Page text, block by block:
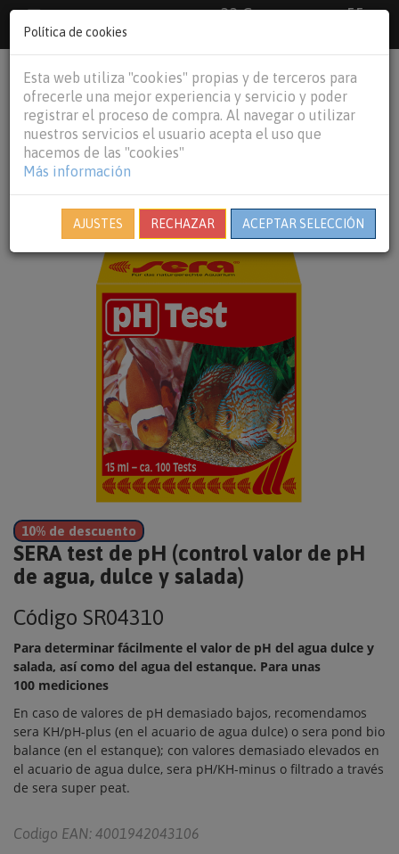
33 €
55
€Baleares y
person shopping_cart
10% de descuento
SERA test de pH (control valor de pH
de agua, dulce y salada)
Código SR04310
Para determinar fácilmente el valor de pH del agua dulce y
salada, así como del agua del estanque. Para unas
100 mediciones
En caso de valores de pH demasiado bajos, recomendamos
sera KH/pH-plus (en el acuario de agua dulce) o sera pond bio
balance (en el estanque); con valores demasiado elevados en
el acuario de agua dulce, sera pH/KH-minus o filtrado a través
de sera super peat.
Codigo EAN: 4001942043106
Política de cookies
Esta web utiliza "cookies" propias y de terceros para
ofrecerle una mejor experiencia y servicio y poder
registrar el proceso de compra. Al navegar o utilizar
nuestros servicios el usuario acepta el uso que
hacemos de las "cookies"
Más información
AJUSTES RECHAZAR ACEPTAR SELECCIÓN